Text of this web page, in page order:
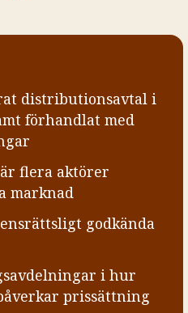
distributionsavtal i
förhandlat med
flera aktörer
marknad
godkända
i hur
prissättning